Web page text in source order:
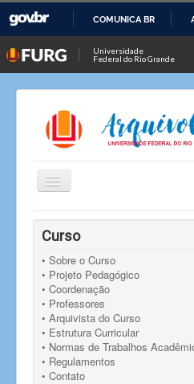
O
COMUNICA BR
Universidade
Federal do Rio Grande
Alternar
Navegação
Você está aqui:
Eleições para a Coordenação
(2016-2017)
Curso
• Sobre o Curso
• Projeto Pedagógico
• Coordenação
• Professores
• Arquivista do Curso
• Estrutura Curricular
• Normas de Trabalhos
• Regulamentos
• Contato